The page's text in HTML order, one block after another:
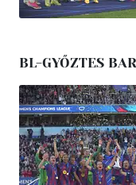
BL-GYŐZTES